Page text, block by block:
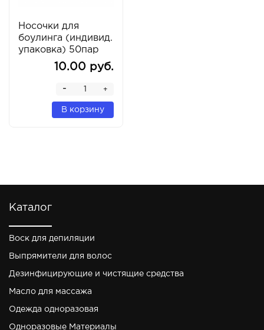
Носочки для
боулинга (индивид.
упаковка) 50пар
Черные
10.00 руб.
+
-
В корзину
Каталог
Воск для депиляции
Выпрямители для волос
Дезинфицирующие и чистящие средства
Масло для массажа
Одежда одноразовая
Одноразовые Материалы